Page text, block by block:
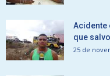
Acidente
que
25 de